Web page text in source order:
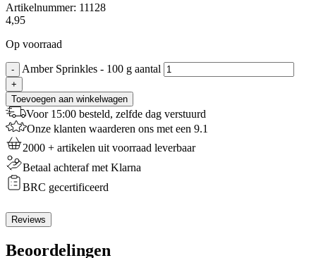
Artikelnummer: 11128
4,95
Op voorraad
- Amber Sprinkles - 100 g aantal
+
Toevoegen aan winkelwagen
Voor 15:00 besteld, zelfde dag verstuurd
Onze klanten waarderen ons met een 9.1
2000 + artikelen uit voorraad leverbaar
Betaal achteraf met Klarna
BRC gecertificeerd
Reviews
Beoordelingen